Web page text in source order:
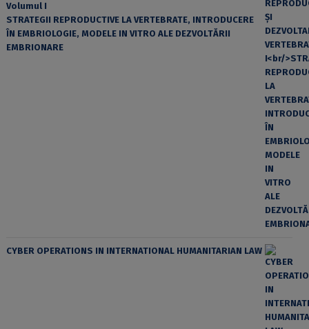
Volumul I
STRATEGII REPRODUCTIVE LA VERTEBRATE, INTRODUCERE
ÎN EMBRIOLOGIE, MODELE IN VITRO ALE DEZVOLTĂRII
EMBRIONARE
CYBER OPERATIONS IN INTERNATIONAL HUMANITARIAN LAW